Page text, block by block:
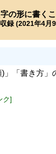
の形に書く
録 (2021年4月
」「書き方」
ク]